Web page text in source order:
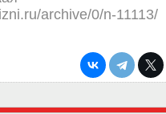
archive/0/n-11113/